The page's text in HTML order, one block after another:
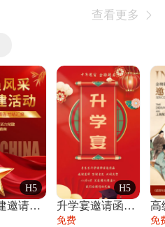
查看更多 
H5
党员团建邀请函党建活动风采党会工作汇报总
H5
升学宴邀请函喜报金榜题名高端谢师宴邀请函
免费 免